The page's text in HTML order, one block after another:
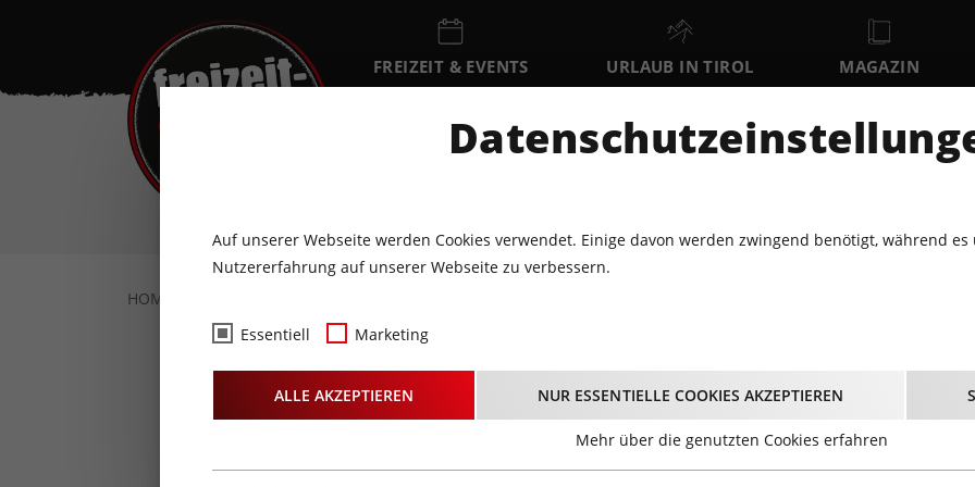
FREIZEIT & EVENTS URLAUB IN TIROL MAGAZIN
EVENTKALENDER
FR SA SO 10
HOME
Fotos- Vernissage Le
Amras
Auf unserer Webseite werden Cookies verwendet. Einige davon werden zwingend benötigt, während
Nutzererfahrung auf unserer Webseite zu verbessern.
Essentiell Marketing
ALLE AKZEPTIEREN NUR ESSENTIELLE COOKIES AKZEPTIEREN
Mehr über die genutzten Cookies erfahren